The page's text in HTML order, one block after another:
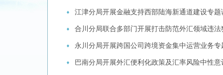
江津分局开展金融支持西部陆海新通道建设专题
合川分局联合多部门开展打击防范外汇领域违
永川分局开展跨国公司跨境资金集中运营业务专
巴南分局开展外汇便利化政策及汇率风险中性意